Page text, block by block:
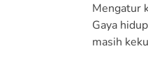
Mengatur
Gaya
masih